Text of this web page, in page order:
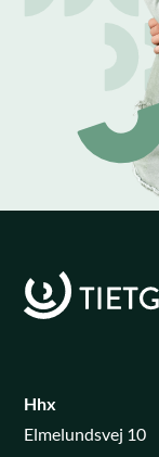
Hhx
Elmelundsvej 10